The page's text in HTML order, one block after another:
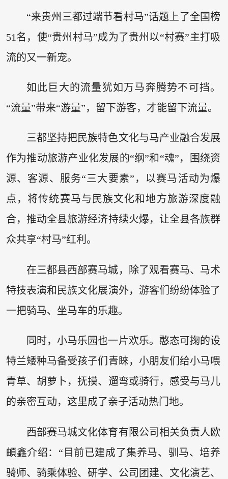
“来贵州三都过端节看村马”话题上了全国榜
51名，使“贵州村马”成为了贵州以“村赛”主打吸
流的又一新宠。
如此巨大的流量犹如万马奔腾势不可挡。
“流量”带来“游量”，留下游客，才能留下流量。
三都坚持把民族特色文化与马产业融合发展
作为推动旅游产业化发展的“纲”和“魂”，围绕资
源、客源、服务“三大要素”，以赛马活动为爆
点，将传统赛马与民族文化和地方旅游深度融
合，推动全县旅游经济持续火爆，让全县各族群
众共享“村马”红利。
在三都县西部赛马城，除了观看赛马、马术
特技表演和民族文化展演外，游客们纷纷体验了
一把骑马、坐马车的乐趣。
同时，小马乐园也一片欢乐。憨态可掬的设
特兰矮种马备受孩子们青睐，小朋友们给小马喂
青草、胡萝卜，抚摸、遛弯或骑行，感受与马儿
的亲密互动，这里成了亲子活动热门地。
西部赛马城文化体育有限公司相关负责人欧
頔鑫介绍：“目前已建成了集养马、驯马、培养
骑师、骑乘体验、研学、公司团建、文化演艺、